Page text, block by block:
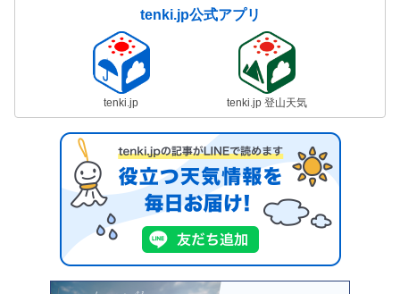
tenki.jp公式アプリ
tenki.jp tenki.jp 登山天気